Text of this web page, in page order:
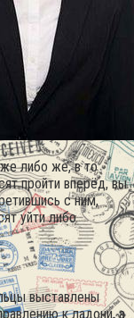
либо же, в то
пройти вперёд, вы
с ним,
уйти либо
выставлены
к ладони, а